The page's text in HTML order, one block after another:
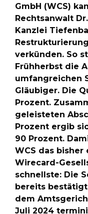
GmbH (WCS)
Rechtsanwalt
Kanzlei
verkünden. So
Frühherbst die
umfangreichen
Gläubiger. Die
Prozent.
geleisteten
Prozent ergib
90 Prozent.
WCS das
Wirecard-
schnellste: Die
bereits
dem
Juli 2024